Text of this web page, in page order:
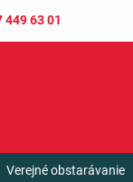
449 63 01
Verejné obstarávanie